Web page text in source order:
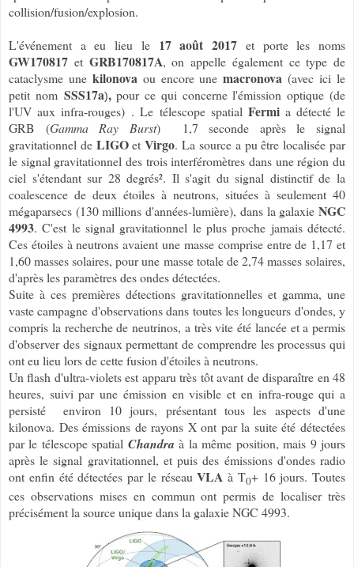
collision/fusion/explosion.
L'événement a eu lieu le 17 août 2017 et porte les noms
GW170817 et GRB170817A, on appelle également ce type de
cataclysme une kilonova ou encore une macronova(avec ici le
petit nom SSS17a),pour ce qui concerne l'émission optique (de
l'UV aux infra-rouges) . Le télescope spatial Fermi a détecté le
GRB (Gamma Ray Burst) 1,7 seconde après le signal
gravitationnel de LIGOetVirgo. La source a pu être localisée par
le signal gravitationnel des trois interféromètres dans une région du
ciel s'étendant sur 28 degrés². Il s'agit du signal distinctif de la
coalescence de deux étoiles à neutrons, situées à seulement 40
mégaparsecs (130 millions d'années-lumière), dans la galaxie NGC
4993. C'est le signal gravitationnel le plus proche jamais détecté.
Ces étoiles à neutrons avaient une masse comprise entre de 1,17 et
1,60 masses solaires, pour une masse totale de 2,74 masses solaires,
d'après les paramètres des ondes détectées.
Suite à ces premières détections gravitationnelles et gamma, une
vaste campagne d'observations dans toutes les longueurs d'ondes, y
compris la recherche de neutrinos, a très vite été lancée et a permis
d'observer des signaux permettant de comprendre les processus qui
ont eu lieu lors de cette fusion d'étoiles à neutrons.
Un flash d'ultra-violets est apparu très tôt avant de disparaître en 48
heures, suivi par une émission en visible et en infra-rouge qui a
persisté environ 10 jours, présentant tous les aspects d'une
kilonova. Des émissions de rayons X ont par la suite été détectées
par le télescope spatial Chandraà la même position, mais 9 jours
après le signal gravitationnel, et puis des émissions d'ondes radio
ont enfin été détectées par le réseauVLA à T0+ 16 jours. Toutes
ces observations mises en commun ont permis de localiser très
précisément la source unique dans la galaxie NGC 4993.